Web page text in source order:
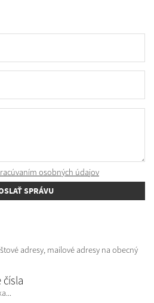
osobných údajov
SPRÁVU
adresy, mailové adresy na obecný
čísla